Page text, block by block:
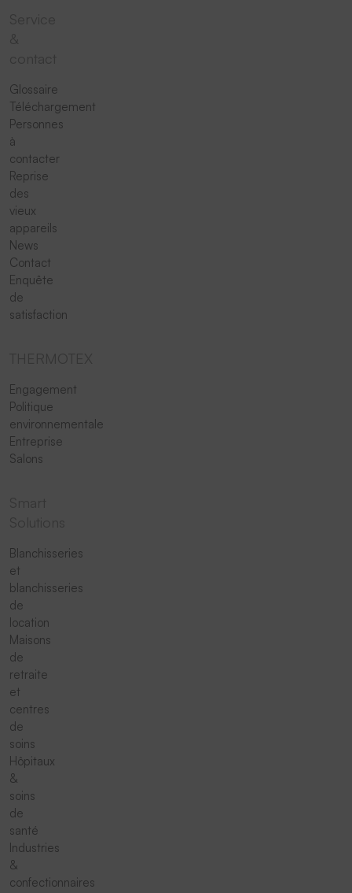
Glossaire
Téléchargement
Personnes
à
contacter
Reprise
des
vieux
appareils
News
Contact
Enquête
de
satisfaction
Engagement
Politique
environnementale
Entreprise
Salons
Blanchisseries
et
blanchisseries
de
location
Maisons
de
retraite
et
centres
de
soins
Hôpitaux
&
soins
de
santé
Industries
&
confectionnaires